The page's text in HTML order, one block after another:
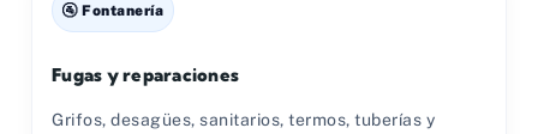
🚰 Fontanería
Fugas y reparaciones
Grifos, desagües, sanitarios, termos, tuberías y